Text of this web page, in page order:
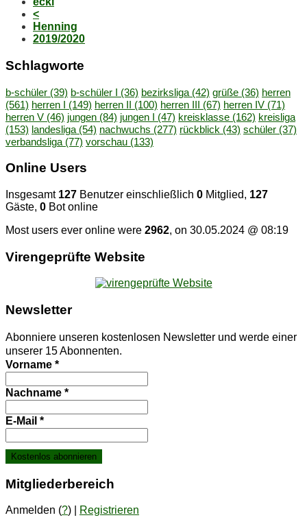
<
Henning
2019/2020
Schlag­wor­te
b-schüler (39) b-schüler I (36) bezirksliga (42) grüße (36) herren
(561) herren I (149) herren II (100) herren III (67) herren IV (71)
herren V (46) jungen (84) jungen I (47) kreisklasse (162) kreisliga
(153) landesliga (54) nachwuchs (277) rückblick (43) schüler (37)
verbandsliga (77) vorschau (133)
On­line Users
Insgesamt 127 Benutzer einschließlich 0 Mitglied, 127
Gäste, 0 Bot online
Most users ever online were 2962, on 30.05.2024 @ 08:19
Vi­ren­ge­prüf­te Website
News­let­ter
Abonniere unseren kostenlosen Newsletter und werde einer
unserer 15 Abonnenten.
Vorname *
Nachname *
E-Mail *
Mit­glie­der­be­reich
Anmelden (?) |
Registrieren